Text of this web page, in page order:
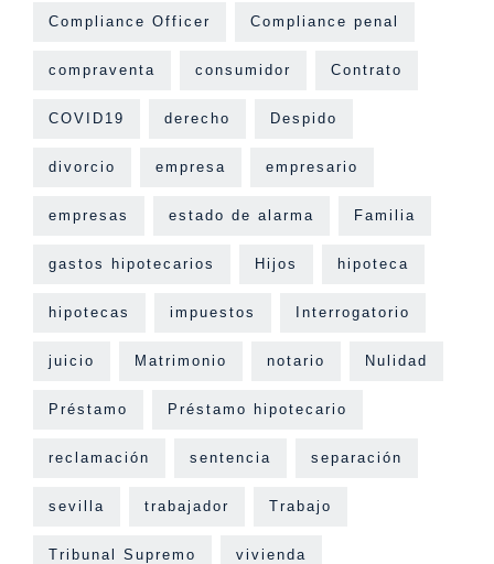
Compliance Officer Compliance penal
compraventa consumidor Contrato
COVID19 derecho Despido
divorcio empresa empresario
empresas estado de alarma Familia
gastos hipotecarios Hijos hipoteca
hipotecas impuestos Interrogatorio
juicio Matrimonio notario Nulidad
Préstamo Préstamo hipotecario
reclamación sentencia separación
sevilla trabajador Trabajo
Tribunal Supremo vivienda